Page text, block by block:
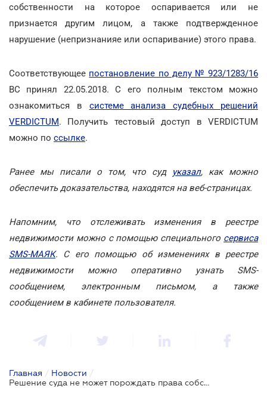
собственности на которое оспаривается или не
признается другим лицом, а также подтвержденное
нарушение (непризнанияе или оспаривание) этого права.
Соответствующее постановление по делу № 923/1283/16
ВС принял 22.05.2018. С его полным текстом можно
ознакомиться в системе анализа судебных решений
VERDICTUM. Получить тестовый доступ в VERDICTUM
можно по ссылке.
Ранее мы писали о том, что суд указал, как можно
обеспечить доказательства, находятся на веб-страницах.
Напомним, что отслеживать изменения в реестре
недвижимости можно с помощью специального сервиса
SMS-МАЯК. С его помощью об изменениях в реестре
недвижимости можно оперативно узнать SMS-
сообщением, электронным письмом, а также
сообщением в кабинете пользователя.
Главная / Новости /
Решение суда не может порождать права собственности, а лишь подтверждает имеющееся